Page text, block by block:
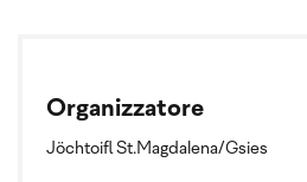
Organizzatore
Jöchtoifl St.Magdalena/Gsies